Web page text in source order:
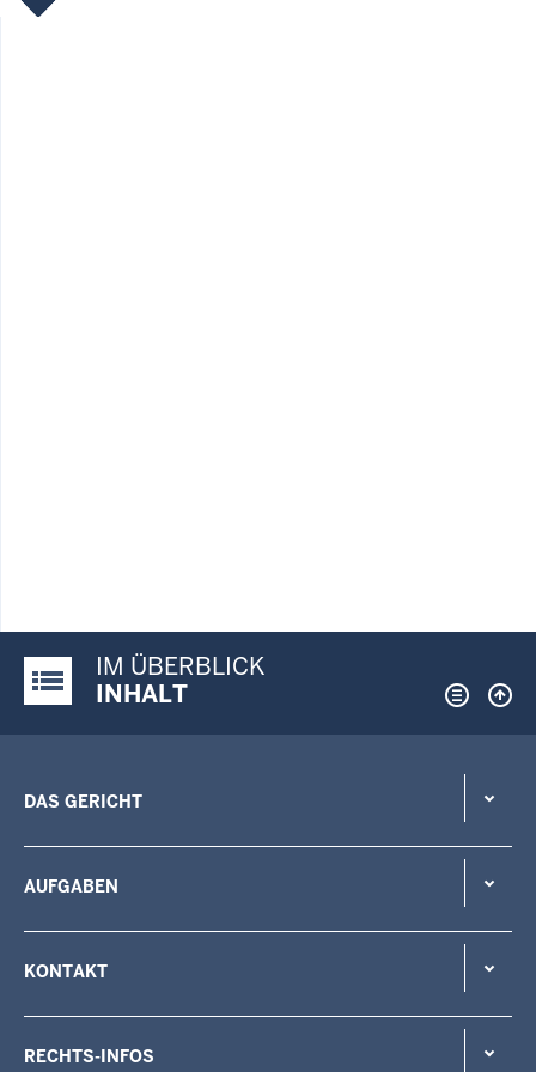
Justiz-Portal im Überblick:
IM ÜBERBLICK
INHALT
DAS GERICHT
AUFGABEN
KONTAKT
RECHTS-INFOS